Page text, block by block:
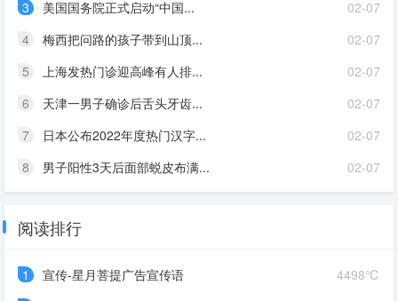
02-07
3
美国国务院正式启动“中国...
02-07
4
梅西把问路的孩子带到山顶...
02-07
5
上海发热门诊迎高峰有人排...
02-07
6
天津一男子确诊后舌头牙齿...
02-07
7
日本公布2022年度热门汉字...
02-07
8 男子阳性3天后面部蜕皮布满...
阅读排行
4498℃
1
宣传-星月菩提广告宣传语